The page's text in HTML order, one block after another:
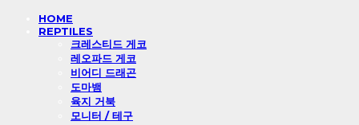
HOME
REPTILES
크레스티드 게코
레오파드 게코
비어디 드래곤
도마뱀
육지 거북
모니터 / 테구